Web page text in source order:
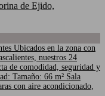
de Ejido,
Ubicados en la zona con
nuestros 24
de comodidad, seguridad y
Tamaño: 66 m² Sala
con aire acondicionado,